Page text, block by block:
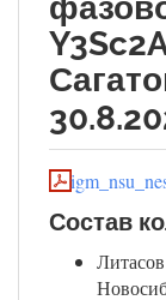
Состав